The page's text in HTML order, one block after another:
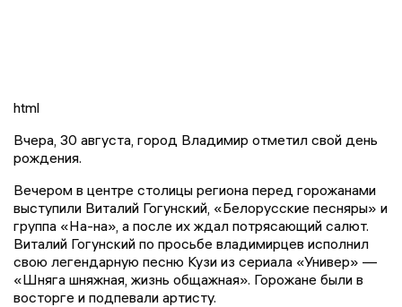
html
Вчера, 30 августа, город Владимир отметил свой день
рождения.
Вечером в центре столицы региона перед горожанами
выступили Виталий Гогунский, «Белорусские песняры» и
группа «На-на», а после их ждал потрясающий салют.
Виталий Гогунский по просьбе владимирцев исполнил
свою легендарную песню Кузи из сериала «Универ» —
«Шняга шняжная, жизнь общажная». Горожане были в
восторге и подпевали артисту.